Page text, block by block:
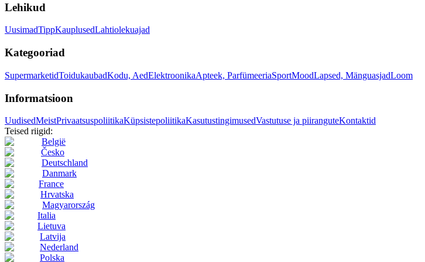
Lehikud
UusimadTippKauplusedLahtiolekuajad
Kategooriad
SupermarketidToidukaubadKodu, AedElektroonikaApteek, ParfümeeriaSportMoodLapsed, MänguasjadLoom
Informatsioon
UudisedMeistPrivaatsuspoliitikaKüpsistepoliitikaKasutustingimusedVastutuse ja piiranguteKontaktid
Teised riigid:
België
Česko
Deutschland
Danmark
France
Hrvatska
Magyarország
Italia
Lietuva
Latvija
Nederland
Polska